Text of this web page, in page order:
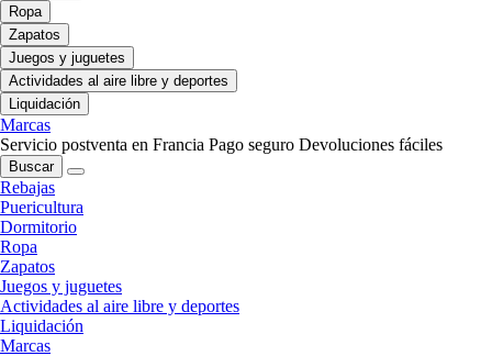
Ropa
Zapatos
Juegos y juguetes
Actividades al aire libre y deportes
Liquidación
Marcas
Servicio postventa en Francia Pago seguro Devoluciones fáciles
Buscar
Rebajas
Puericultura
Dormitorio
Ropa
Zapatos
Juegos y juguetes
Actividades al aire libre y deportes
Liquidación
Marcas